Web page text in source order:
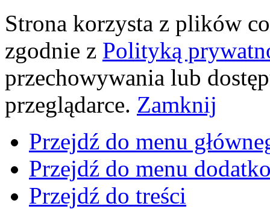
Strona korzysta z plików
zgodnie z Polityką
przechowywania lub
przeglądarce. Zamknij
Przejdź do menu
Przejdź do menu
Przejdź do treści